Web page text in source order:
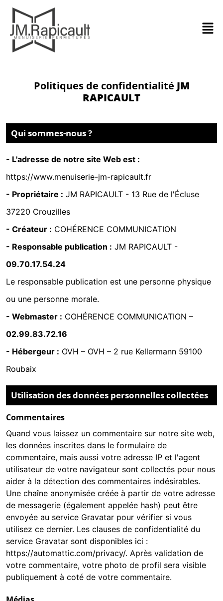
Politiques de confidentialité JM
RAPICAULT
Qui sommes-nous ?
- L'adresse de notre site Web est :
https://www.menuiserie-jm-rapicault.fr
- Propriétaire : JM RAPICAULT - 13 Rue de l'Écluse
37220 Crouzilles
- Créateur : COHÉRENCE COMMUNICATION
- Responsable publication : JM RAPICAULT -
09.70.17.54.24
Le responsable publication est une personne physique
ou une personne morale.
- Webmaster : COHÉRENCE COMMUNICATION –
02.99.83.72.16
- Hébergeur : OVH – OVH – 2 rue Kellermann 59100
Roubaix
Utilisation des données personnelles collectées
Commentaires
Quand vous laissez un commentaire sur notre site web,
les données inscrites dans le formulaire de
commentaire, mais aussi votre adresse IP et l'agent
utilisateur de votre navigateur sont collectés pour nous
aider à la détection des commentaires indésirables.
Une chaîne anonymisée créée à partir de votre adresse
de messagerie (également appelée hash) peut être
envoyée au service Gravatar pour vérifier si vous
utilisez ce dernier. Les clauses de confidentialité du
service Gravatar sont disponibles ici :
https://automattic.com/privacy/. Après validation de
votre commentaire, votre photo de profil sera visible
publiquement à coté de votre commentaire.